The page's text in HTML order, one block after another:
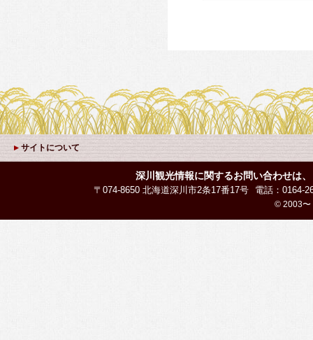
サイトについて
深川観光情報に関するお問い合わせは、
〒074-8650 北海道深川市2条17番17号 電話：0164-
© 2003〜